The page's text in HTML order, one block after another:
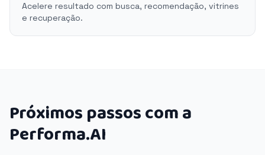
Acelere resultado com busca, recomendação, vitrines
e recuperação.
Próximos passos com a
Performa.AI